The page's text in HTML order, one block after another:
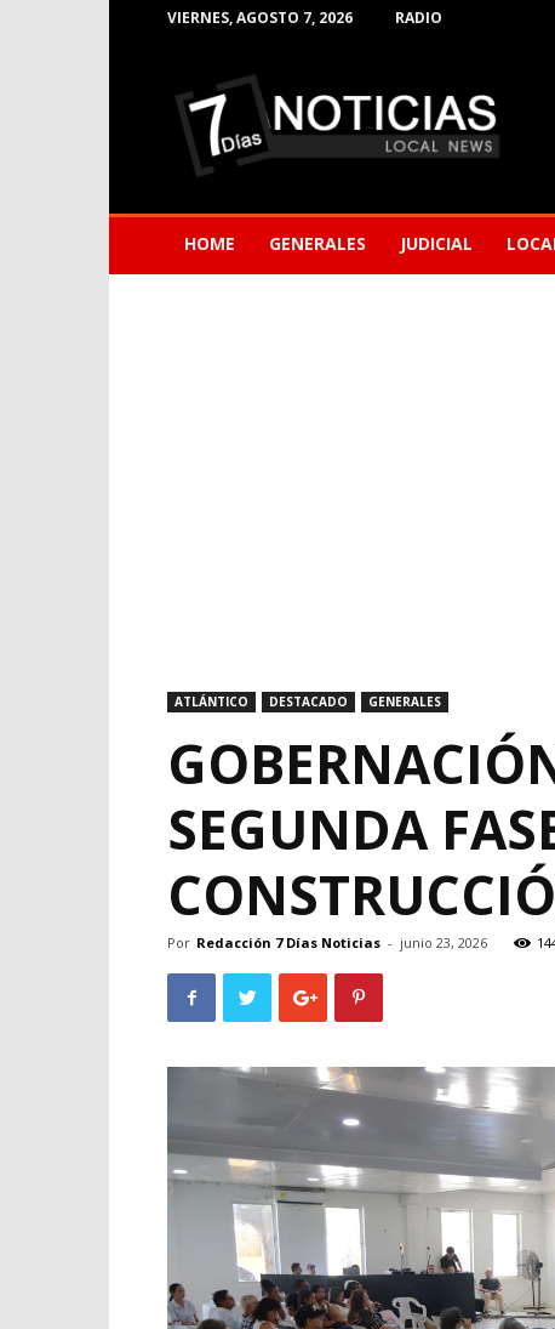
VIERNES, AGOSTO 7, 2026 RADIO
Noticias
de
Barranquilla
HOME GENERALES JUDICIAL
ATLÁNTICO DESTACADO GENERALES
SEGUNDA
Por Redacción 7 Días Noticias - junio 23, 2026